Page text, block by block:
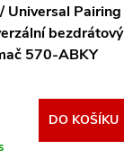
Universal Pairing
bezdrátový
570-ABKY
DO KOŠÍKU